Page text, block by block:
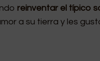
reinventar el típico
a su tierra y les